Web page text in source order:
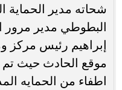
شحاته مدير الحماية
البطوطي مدير مرور
إبراهيم رئيس مركز
اطفاء من الحمايه